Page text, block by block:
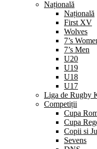
Națională
Națională
First XV
Wolves
7’s
7’s Men
U20
U19
U18
U17
Liga de Rugby
Competiții
Cupa
Cupa
Copii si
Sevens